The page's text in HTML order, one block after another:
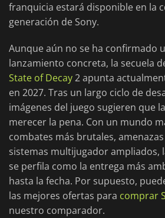
franquicia estará disponible en la
generación de Sony.
Aunque aún no se ha confirmado
lanzamiento concreta, la secuela
State of Decay2 apunta
en 2027. Tras un largo ciclo de
imágenes del juego sugieren que
merecer la pena. Con un mundo
combates más brutales,
sistemas multijugador ampliados,
se perfila como la entrega más
hasta la fecha. Por supuesto,
las mejores ofertas para comprar
nuestro comparador.